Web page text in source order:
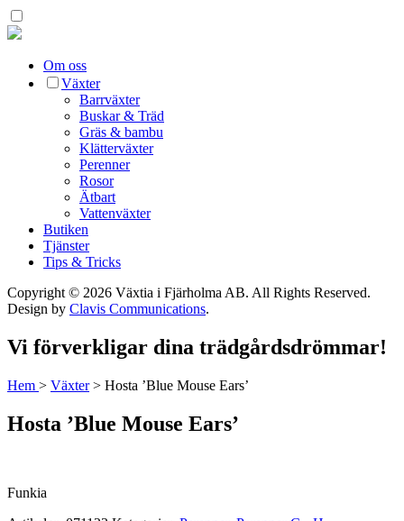
Om oss
Växter
Barrväxter
Buskar & Träd
Gräs & bambu
Klätterväxter
Perenner
Rosor
Ätbart
Vattenväxter
Butiken
Tjänster
Tips & Tricks
Copyright © 2026 Växtia i Fjärholma AB. All Rights Reserved.
Design by Clavis Communications.
Vi förverkligar dina trädgårdsdrömmar!
Hem > Växter> Hosta ’Blue Mouse Ears’
Hosta ’Blue Mouse Ears’
Funkia